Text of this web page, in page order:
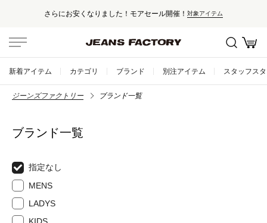
さらにお安くなりました！モアセール開催！ 対象アイテム
新着アイテム カテゴリ ブランド 別注アイテム スタッフス
ジーンズファクトリー ブランド一覧
ブランド一覧
指定なし
MENS
LADYS